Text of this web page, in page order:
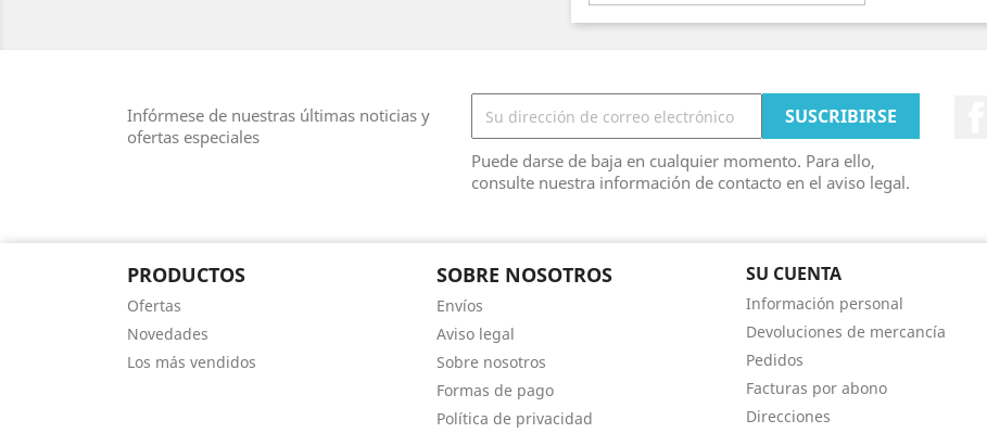
Infórmese de nuestras últimas noticias y
ofertas especiales
Puede darse de baja en cualquier momento. Para ello,
consulte nuestra información de contacto en el aviso legal.
PRODUCTOS
Ofertas
Novedades
Los más vendidos
SOBRE NOSOTROS
Envíos
Aviso legal
Sobre nosotros
Formas de pago
Política de privacidad
SU CUENTA
Información personal
Devoluciones de mercancía
Pedidos
Facturas por abono
Direcciones